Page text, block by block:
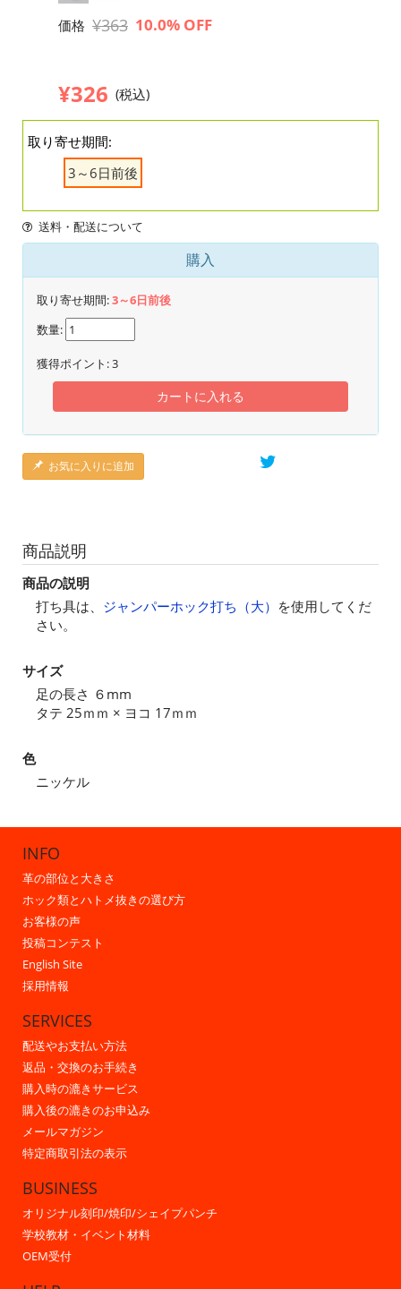
価格 ¥363 10.0% OFF
¥326 (税込)
取り寄せ期間:
3～6日前後
送料・配送について
購入
取り寄せ期間:3～6日前後
数量:
獲得ポイント:3
カートに入れる
お気に入りに追加
商品説明
商品の説明
打ち具は、 ジャンパーホック打ち（大） を使用してくだ
さい。
サイズ
足の長さ ６mm
タテ 25ｍｍ × ヨコ 17ｍｍ
色
ニッケル
INFO
革の部位と大きさ
ホック類とハトメ抜きの選び方
お客様の声
投稿コンテスト
English Site
採用情報
SERVICES
配送やお支払い方法
返品・交換のお手続き
購入時の漉きサービス
購入後の漉きのお申込み
メールマガジン
特定商取引法の表示
BUSINESS
オリジナル刻印/焼印/シェイプパンチ
学校教材・イベント材料
OEM受付